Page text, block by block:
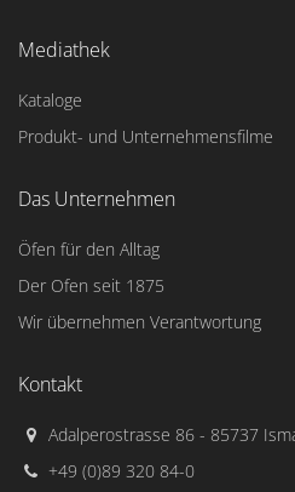
Mediathek
Kataloge
Produkt- und Unternehmensfilme
Das Unternehmen
Öfen für den Alltag
Der Ofen seit 1875
Wir übernehmen Verantwortung
Kontakt
Adalperostrasse 86 - 85737
+49 (0)89 320 84-0